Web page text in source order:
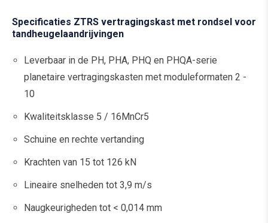
Specificaties ZTRS vertragingskast met rondsel voor
tandheugelaandrijvingen
Leverbaar in de PH, PHA, PHQ en PHQA-serie
planetaire vertragingskasten met moduleformaten 2 -
10
Kwaliteitsklasse 5 / 16MnCr5
Schuine en rechte vertanding
Krachten van 15 tot 126 kN
Lineaire snelheden tot 3,9 m/s
Naugkeurigheden tot < 0,014 mm